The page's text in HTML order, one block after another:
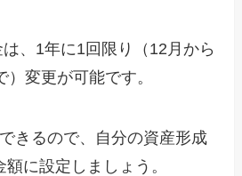
、1年に1回限り（12月から
変更が可能です。
きるので、自分の資産形成
に設定しましょう。